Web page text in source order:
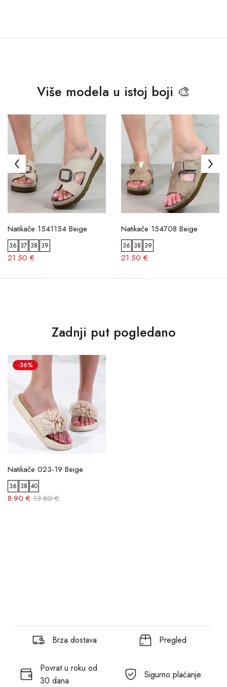
Više modela u istoj boji 🎨
Natikače 1541154 Beige
36 37 38 39
21.50 €
Natikače 154708 Beige
36 38 39
21.50 €
Zadnji put pogledano
-36%
Natikače 023-19 Beige
36 38 40
8.90 € 13.80 €
Brza dostava Pregled
Povrat u roku od
30 dana
Sigurno plaćanje